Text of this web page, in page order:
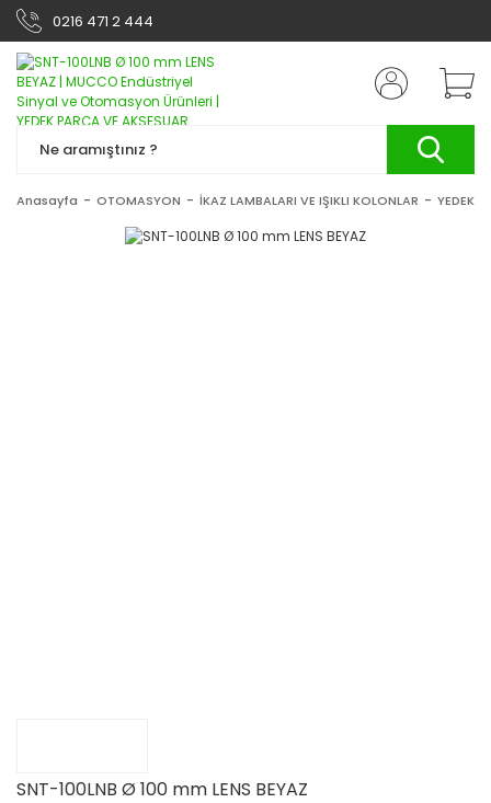
0216 471 2 444
Anasayfa OTOMASYON İKAZ LAMBALARI VE IŞIKLI KOLONLAR YEDEK
SNT-100LNB Ø 100 mm LENS BEYAZ